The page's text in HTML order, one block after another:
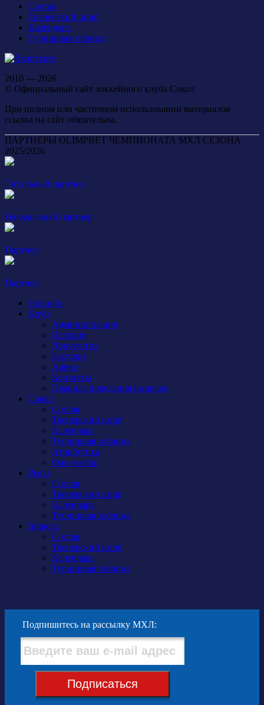
Состав
Тренерский штаб
Календарь
Турнирная таблица
2010 — 2026
© Официальный сайт хоккейного клуба Сокол
При полном или частичном использовании материалов
ссылка на сайт обязательна.
ПАРТНЕРЫ OLIMPBET ЧЕМПИОНАТА МХЛ СЕЗОНА
2025/2026
Титульный партнер
Генеральный партнер
Партнер
Партнер
Новости
Клуб
Администрация
История
Документы
Закупки
Арена
Контакты
Правила поведения на арене
Сокол
Состав
Тренерский штаб
Календарь
Турнирная таблица
Атрибутика
Фан-сектор
Рыси
Состав
Тренерский штаб
Календарь
Турнирная таблица
Бирюса
Состав
Тренерский штаб
Календарь
Турнирная таблица
Подпишитесь на рассылку МХЛ:
Подписаться